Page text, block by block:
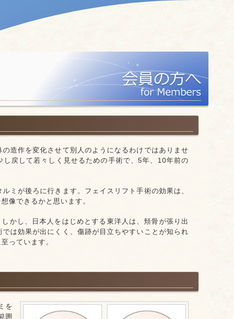
造作を変化させて別人のようになるわけではありませ
戻して若々しく見せるための手術で、5年、10年前の
ミが後ろに行きます。フェイスリフト手術の効果は、
像できるかと思います。
かし、日本人をはじめとする東洋人は、頬骨が張り出
は効果が出にくく、傷跡が目立ちやすいことが知られ
っています。
を
囲